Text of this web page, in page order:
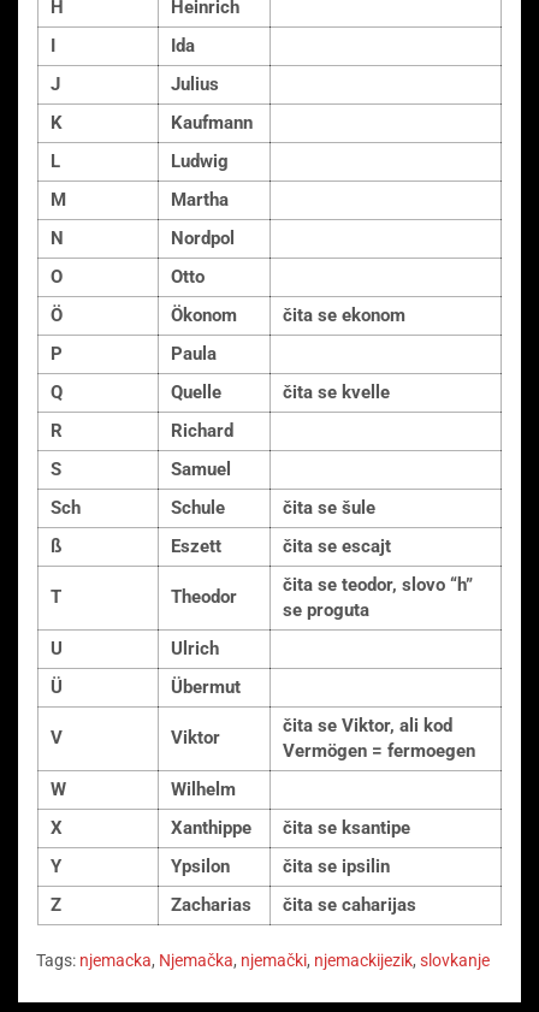
H
Heinrich
I
Ida
J
Julius
K
Kaufmann
L
Ludwig
M
Martha
N
Nordpol
O
Otto
Ö
Ökonom
čita se ekonom
P
Paula
Q
Quelle
čita se kvelle
R
Richard
S
Samuel
Sch
Schule
čita se šule
ß
Eszett čita se escajt
T Theodor
čita se teodor, slovo “h”
se proguta
U
Ulrich
Ü
Übermut
V Viktor
čita se Viktor, ali kod
Vermögen = fermoegen
W
Wilhelm
X
Xanthippe
čita se ksantipe
Y
Ypsilon
čita se ipsilin
Z
Zacharias čita se caharijas
Tags: njemacka, Njemačka, njemački, njemackijezik, slovkanje